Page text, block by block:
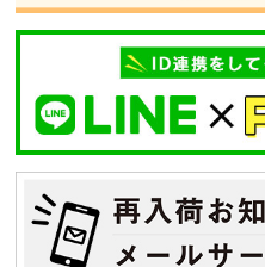
カラー
tune